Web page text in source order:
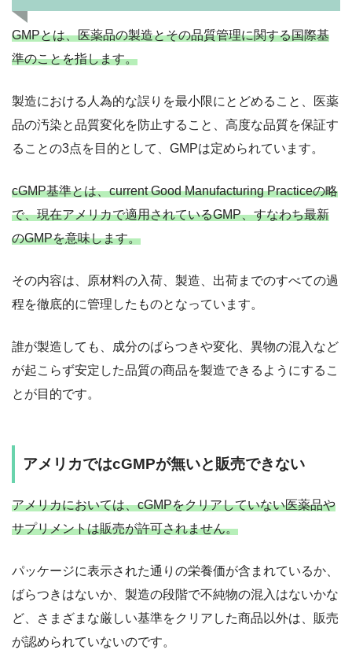
GMPとは、医薬品の製造とその品質管理に関する国際基
準のことを指します。
製造における人為的な誤りを最小限にとどめること、医薬
品の汚染と品質変化を防止すること、高度な品質を保証す
ることの3点を目的として、GMPは定められています。
cGMP基準とは、current Good Manufacturing Practiceの略
で、現在アメリカで適用されているGMP、すなわち最新
のGMPを意味します。
その内容は、原材料の入荷、製造、出荷までのすべての過
程を徹底的に管理したものとなっています。
誰が製造しても、成分のばらつきや変化、異物の混入など
が起こらず安定した品質の商品を製造できるようにするこ
とが目的です。
アメリカではcGMPが無いと販売できない
アメリカにおいては、cGMPをクリアしていない医薬品や
サプリメントは販売が許可されません。
パッケージに表示された通りの栄養価が含まれているか、
ばらつきはないか、製造の段階で不純物の混入はないかな
ど、さまざまな厳しい基準をクリアした商品以外は、販売
が認められていないのです。